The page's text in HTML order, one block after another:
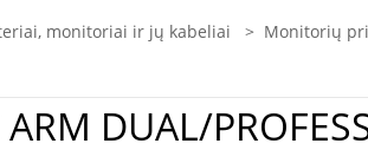
monitoriai ir jų kabeliai > Monitorių
ACC ARM DUAL/